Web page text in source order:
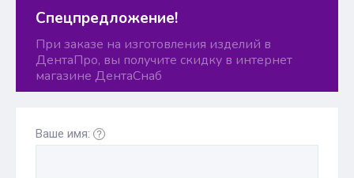
Спецпредложение!
При заказе на изготовления изделий в
ДентаПро, вы получите скидку в интернет
магазине ДентаСнаб
Ваше имя: